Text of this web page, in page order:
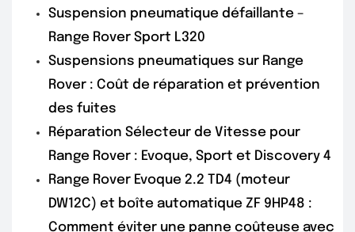
Suspension pneumatique défaillante –
Range Rover Sport L320
Suspensions pneumatiques sur Range
Rover : Coût de réparation et prévention
des fuites
Réparation Sélecteur de Vitesse pour
Range Rover : Evoque, Sport et Discovery 4
Range Rover Evoque 2.2 TD4 (moteur
DW12C) et boîte automatique ZF 9HP48 :
Comment éviter une panne coûteuse avec